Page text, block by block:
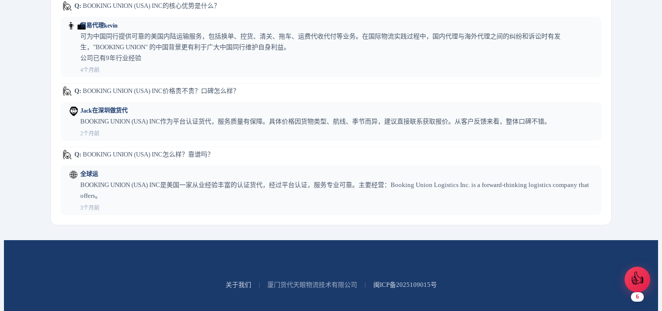
🙋 Q: BOOKING UNION (USA) INC的核心优势是什么？
👨‍💼贸易代理kevin
可为中国同行提供可靠的美国内陆运输服务，包括换单、控货、清关、拖车、运费代收代付等业务。在国际物流实践过程中，国内代理与海外代理之间的纠纷和诉讼时有发
生，"BOOKING UNION" 的中国背景更有利于广大中国同行维护自身利益。
公司已有9年行业经验
4个月前
🙋 Q: BOOKING UNION (USA) INC价格贵不贵？口碑怎么样？
🧔 Jack在深圳做货代
BOOKING UNION (USA) INC作为平台认证货代，服务质量有保障。具体价格因货物类型、航线、季节而异，建议直接联系获取报价。从客户反馈来看，整体口碑不错。
2个月前
🙋 Q: BOOKING UNION (USA) INC怎么样？靠谱吗？
🌐 全球运
BOOKING UNION (USA) INC是美国一家从业经验丰富的认证货代，经过平台认证，服务专业可靠。主要经营：Booking Union Logistics Inc. is a forward-thinking logistics company that
offers。
3个月前
👍
6
关于我们 | 厦门货代天眼物流技术有限公司 | 闽ICP备2025109015号